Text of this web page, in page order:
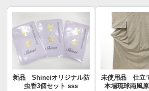
新品 Shineiオリジナル防
虫香3個セット sss
未使用品 仕立
本場琉球南風